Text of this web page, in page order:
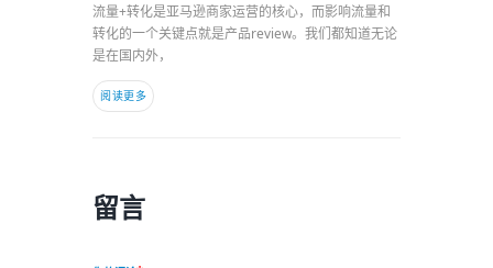
流量+转化是亚马逊商家运营的核心，而影响流量和
转化的一个关键点就是产品review。我们都知道无论
是在国内外，
阅读更多
留言